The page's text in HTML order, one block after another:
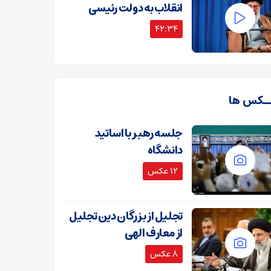
انقلاب به دولت رئیسی
42:34
ها
جلسه رهبر با اساتید
دانشگاه
12 عکس
تجلیل از بزرگان دین تجلیل
از معارف الهی
8 عکس